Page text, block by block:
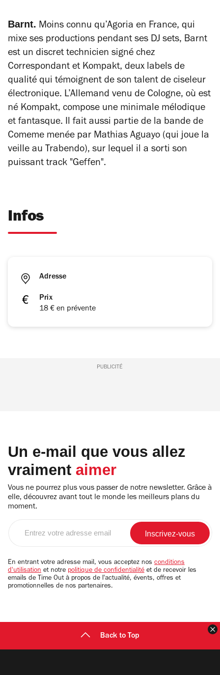
Barnt. Moins connu qu’Agoria en France, qui
mixe ses productions pendant ses DJ sets, Barnt
est un discret technicien signé chez
Correspondant et Kompakt, deux labels de
qualité qui témoignent de son talent de ciseleur
électronique. L’Allemand venu de Cologne, où est
né Kompakt, compose une minimale mélodique
et fantasque. Il fait aussi partie de la bande de
Comeme menée par Mathias Aguayo (qui joue la
veille au Trabendo), sur lequel il a sorti son
puissant track "Geffen".
Infos
Adresse
Prix
18 € en prévente
PUBLICITÉ
Un e-mail que vous allez
vraiment aimer
Vous ne pourrez plus vous passer de notre newsletter. Grâce à
elle, découvrez avant tout le monde les meilleurs plans du
moment.
email
En entrant votre adresse mail, vous acceptez nos conditions
d'utilisation et notre politique de confidentialité et de recevoir les
emails de Time Out à propos de l'actualité, évents, offres et
promotionnelles de nos partenaires.
Back to Top